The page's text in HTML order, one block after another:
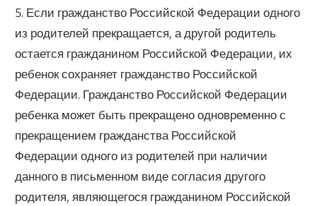
5. Если гражданство Российской Федерации одного
из родителей прекращается, а другой родитель
остается гражданином Российской Федерации, их
ребенок сохраняет гражданство Российской
Федерации. Гражданство Российской Федерации
ребенка может быть прекращено одновременно с
прекращением гражданства Российской
Федерации одного из родителей при наличии
данного в письменном виде согласия другого
родителя, являющегося гражданином Российской